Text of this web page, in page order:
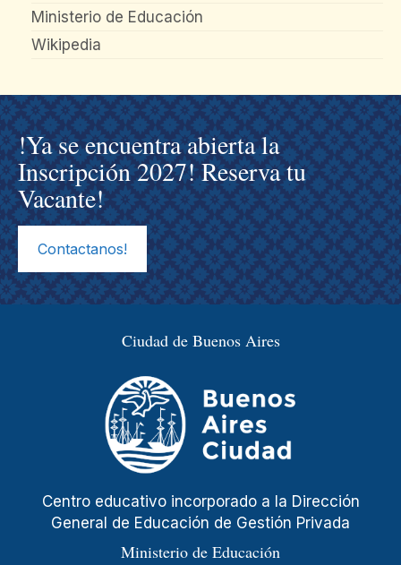
Ministerio de Educación
Wikipedia
!Ya se encuentra abierta la
Inscripción 2027! Reserva tu
Vacante!
Contactanos!
Ciudad de Buenos Aires
Centro educativo incorporado a la Dirección
General de Educación de Gestión Privada
Ministerio de Educación